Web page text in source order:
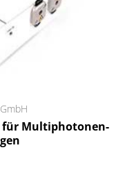
für Multiphotonen-